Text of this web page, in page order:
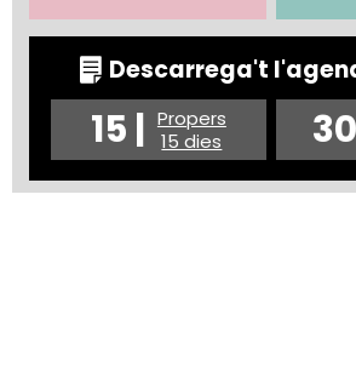
Descarrega't
15 | Propers
15 dies